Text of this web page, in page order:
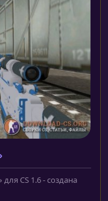
CS 1.6 - создана